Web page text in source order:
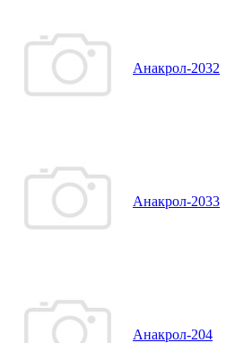
Анакрол-2032
Анакрол-2033
Анакрол-204